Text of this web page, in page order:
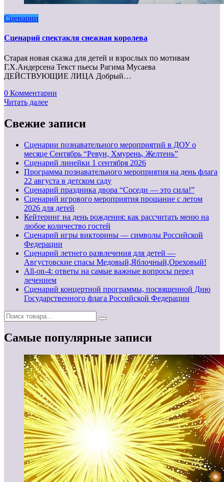
Сценарии
Сценарий спектакля снежная королева
Старая новая сказка для детей и взрослых по мотивам
Г.Х.Андерсена Текст пьесы Рагима Мусаева
ДЕЙСТВУЮЩИЕ ЛИЦА Добрый…
0 Комментарии
Читать далее
Свежие записи
Сценарии познавательного мероприятий в ДОУ о
месяце Сентябрь “Ревун, Хмурень, Желтень”
Cценарий линейки 1 сентября 2026
Программа познавательного мероприятия на день флага
22 августа в детском саду
Сценарий праздника двора “Соседи — это сила!”
Сценарий игрового мероприятия прощание с летом
2026 для детей
Кейтеринг на день рождения: как рассчитать меню на
любое количество гостей
Сценарий игры викторины — символы Российской
Федерации
Сценарий летнего развлечения для детей —
Августовские спасы Медовый,Яблочный,Ореховый!
All-on-4: ответы на самые важные вопросы перед
лечением
Сценарий концертной программы, посвященной Дню
Государственного флага Российской Федерации
Самые популярные записи